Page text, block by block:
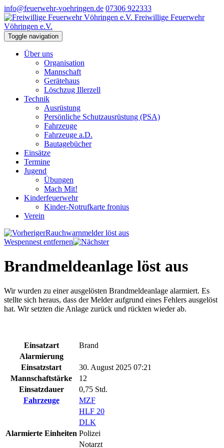
info@feuerwehr-voehringen.de 07306 922333
Freiwillige Feuerwehr
Vöhringen e.V.
Toggle navigation
Über uns
Organisation
Mannschaft
Gerätehaus
Löschzug Illerzell
Technik
Ausrüstung
Persönliche Schutzausrüstung (PSA)
Fahrzeuge
Fahrzeuge a.D.
Bautagebücher
Einsätze
Termine
Jugend
Übungen
Mach Mit!
Kinderfeuerwehr
Kinder-Notrufkarte fronius
Verein
Rauchwarnmelder löst aus
Wespennest entfernen
Brandmeldeanlage löst aus
Wir wurden zu einer ausgelösten Brandmeldeanlage alarmiert. Es
stellte sich heraus, dass der Melder aufgrund eines Fehlers ausgelöst
hat. Wir setzten die Anlage zurück und rückten wieder ab.
Einsatzart
Brand
Alarmierung
Einsatzstart
30. August 2025 07:21
Mannschaftstärke
12
Einsatzdauer
0,75 Std.
Fahrzeuge
MZF
HLF 20
DLK
Alarmierte Einheiten Polizei
Notarzt